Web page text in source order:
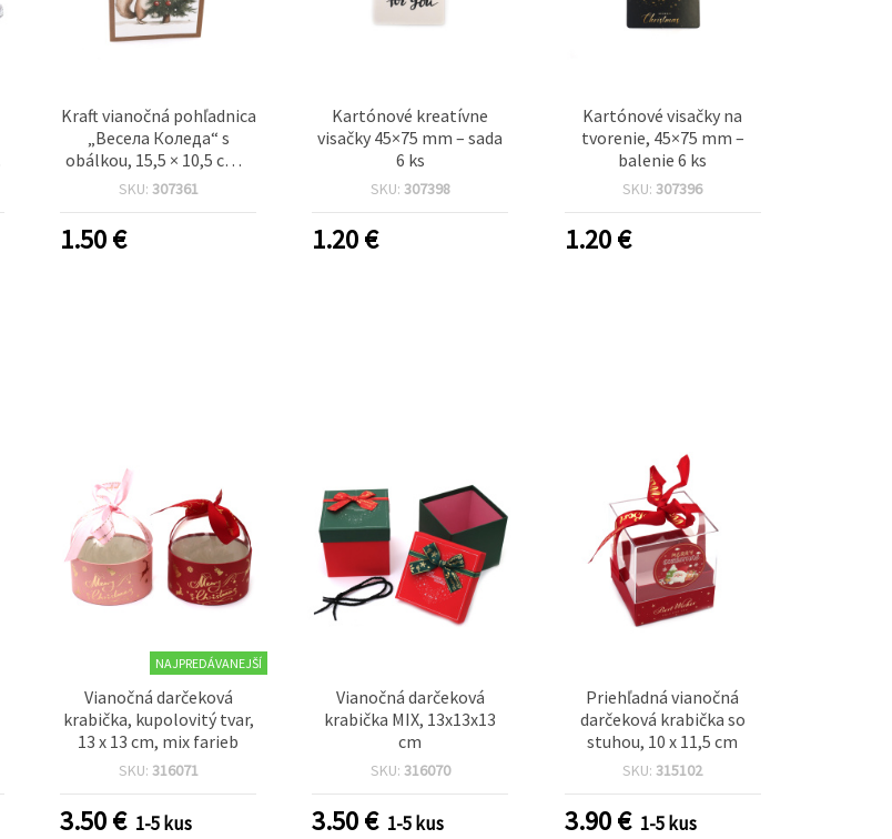
Kraft vianočná pohľadnica
„Весела Коледа“ s
obálkou, 15,5 × 10,5 cm –
1 ks
SKU: 307361
1.50€
Kartónové kreatívne
visačky 45×75 mm – sada
6 ks
SKU: 307398
1.20€
Kartónové visačky na
tvorenie, 45×75 mm –
balenie 6 ks
SKU:307396
1.20€
NAJPREDÁVANEJŠÍ
Vianočná darčeková
krabička, kupolovitý tvar,
13 x 13 cm, mix farieb
SKU: 316071
3.50€ 1-5 kus
Vianočná darčeková
krabička MIX, 13x13x13
cm
SKU: 316070
3.50€ 1-5 kus
Priehľadná vianočná
darčeková krabička so
stuhou, 10 x 11,5 cm
SKU:315102
3.90€ 1-5 kus